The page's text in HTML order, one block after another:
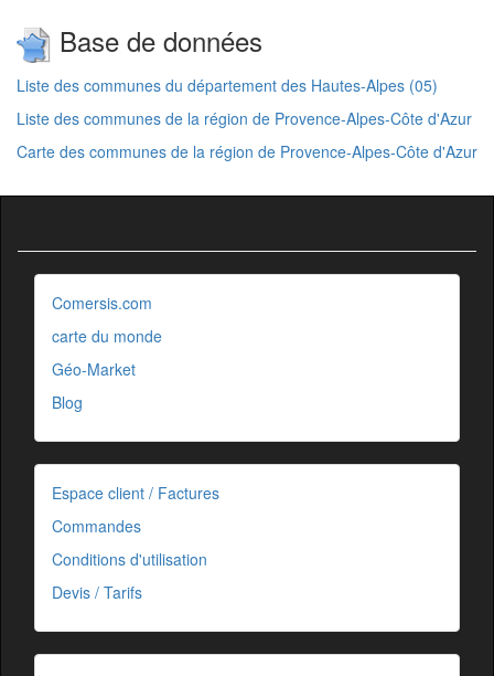
Base de données
Liste des communes du département des Hautes-Alpes (05)
Liste des communes de la région de Provence-Alpes-Côte d'Azur
Carte des communes de la région de Provence-Alpes-Côte d'Azur
Comersis.com
carte du monde
Géo-Market
Blog
Espace client / Factures
Commandes
Conditions d'utilisation
Devis / Tarifs